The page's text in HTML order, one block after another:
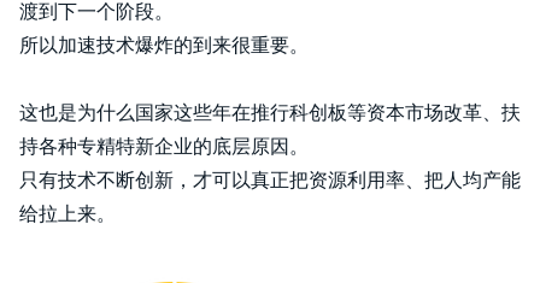
渡到下一个阶段。
所以加速技术爆炸的到来很重要。
这也是为什么国家这些年在推行科创板等资本市场改革、扶
持各种专精特新企业的底层原因。
只有技术不断创新，才可以真正把资源利用率、把人均产能
给拉上来。